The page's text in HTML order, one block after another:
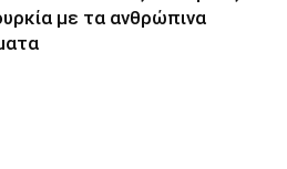
με τα ανθρώπινα